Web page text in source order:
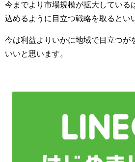
今までより市場規模が拡大している
込めるように目立つ戦略を取るとい
今は利益よりいかに地域で目立つが
いいと思います。